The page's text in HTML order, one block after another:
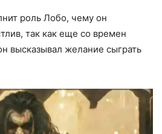
роль Лобо, чему он
так как еще со времен
высказывал желание сыграть